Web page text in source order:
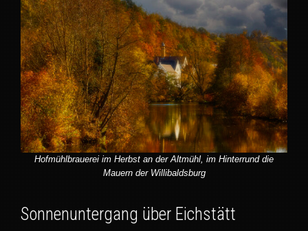
Hofmühlbrauerei im Herbst an der Altmühl, im Hinterrund die
Mauern der Willibaldsburg
Sonnenuntergang über Eichstätt